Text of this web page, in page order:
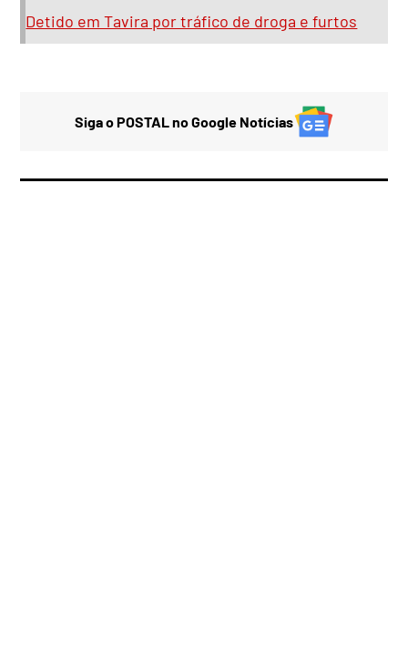
Detido em Tavira por tráfico de droga e furtos
Siga o POSTAL no Google Notícias